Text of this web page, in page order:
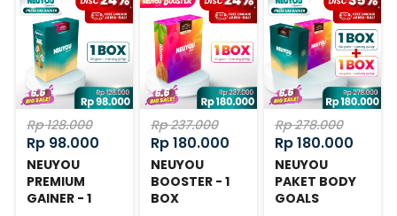
Rp 128.000
Rp 98.000
NEUYOU
PREMIUM
GAINER - 1
Rp 237.000
Rp 180.000
NEUYOU
BOOSTER - 1
BOX
Rp 278.000
Rp 180.000
NEUYOU
PAKET BODY
GOALS